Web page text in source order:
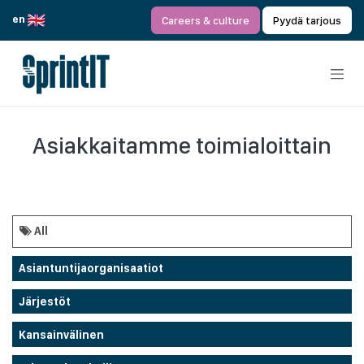
en
Careers & culture Pyydä tarjous
Asiakkaitamme toimialoittain
All
Asiantuntijaorganisaatiot
Järjestöt
Kansainvälinen